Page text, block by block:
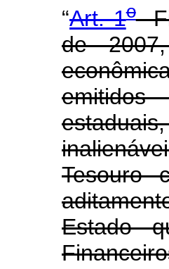
“Art. 1o
de
Tesouro
Estado